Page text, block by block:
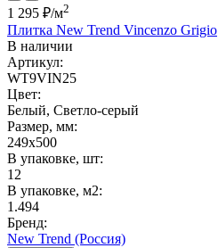
1 295 ₽/м2
Плитка New Trend Vincenzo Grigio
В наличии
Артикул:
WT9VIN25
Цвет:
Белый, Светло-серый
Размер, мм:
249x500
В упаковке, шт:
12
В упаковке, м2:
1.494
Бренд:
New Trend (Россия)